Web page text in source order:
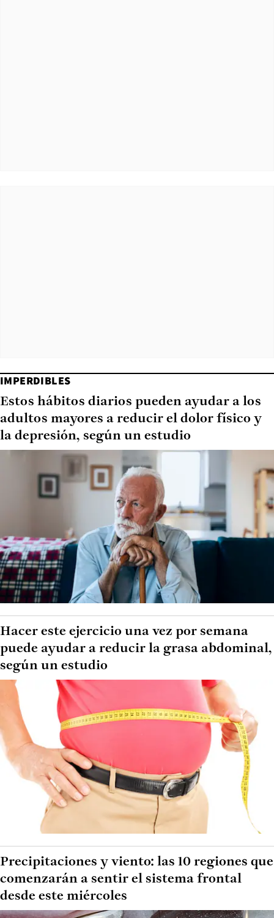
IMPERDIBLES
Estos hábitos diarios pueden ayudar a los
adultos mayores a reducir el dolor físico y
la depresión, según un estudio
Hacer este ejercicio una vez por semana
puede ayudar a reducir la grasa abdominal,
según un estudio
Precipitaciones y viento: las 10 regiones que
comenzarán a sentir el sistema frontal
desde este miércoles